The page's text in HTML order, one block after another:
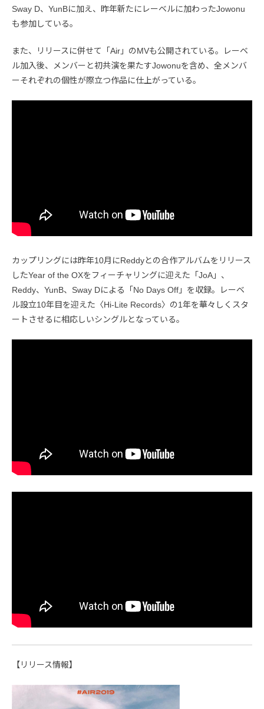
Sway D、YunBに加え、昨年新たにレーベルに加わったJowonu
も参加している。
また、リリースに併せて「Air」のMVも公開されている。レーベ
ル加入後、メンバーと初共演を果たすJowonuを含め、全メンバ
ーそれぞれの個性が際立つ作品に仕上がっている。
カップリングには昨年10月にReddyとの合作アルバムをリリース
したYear of the OXをフィーチャリングに迎えた「JoA」、
Reddy、YunB、Sway Dによる「No Days Off」を収録。レーベ
ル設立10年目を迎えた〈Hi-Lite Records〉の1年を華々しくスタ
ートさせるに相応しいシングルとなっている。
【リリース情報】